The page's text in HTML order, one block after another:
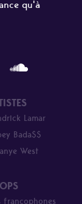
qu'à
Lamar
Bada$$
West
francophones